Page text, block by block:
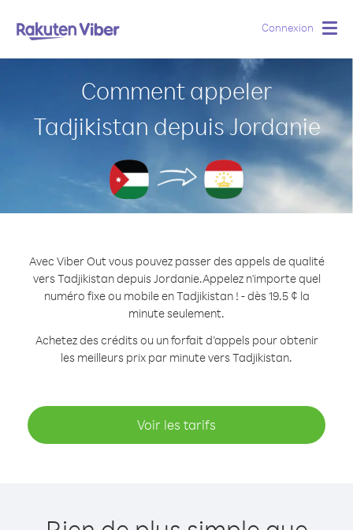
Connexion
Comment appeler
Tadjikistan depuis Jordanie
Avec Viber Out vous pouvez passer des appels de qualité
vers Tadjikistan depuis Jordanie.Appelez n'importe quel
numéro fixe ou mobile en Tadjikistan ! - dès 19.5 ¢ la
minute seulement.
Achetez des crédits ou un forfait d’appels pour obtenir
les meilleurs prix par minute vers Tadjikistan.
Voir les tarifs